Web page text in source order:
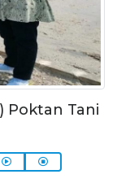
Poktan Tani